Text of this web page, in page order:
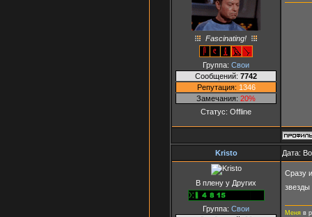
Fascinating!
Группа: Свои
Сообщений: 7742
Репутация: 1346
Замечания: 20%
Статус: Offline
Kristo Дата:
В плену у Других
Группа: Свои
Сразу
звезды
Меня в